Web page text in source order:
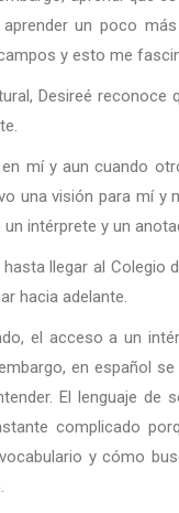
aprender un poco
y esto me
Desireé reconoce
mí y aun cuando
una visión para mí
intérprete y un
llegar al
hacia adelante.
el acceso a un
en español
El lenguaje de
complicado
y cómo